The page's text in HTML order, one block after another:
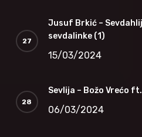
Jusuf Brkić –
sevdalinke (1)
15/03/2024
Sevlija – Božo Vrećo
06/03/2024